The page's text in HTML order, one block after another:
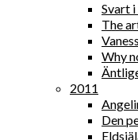
Svart
The
Why
2011
Den